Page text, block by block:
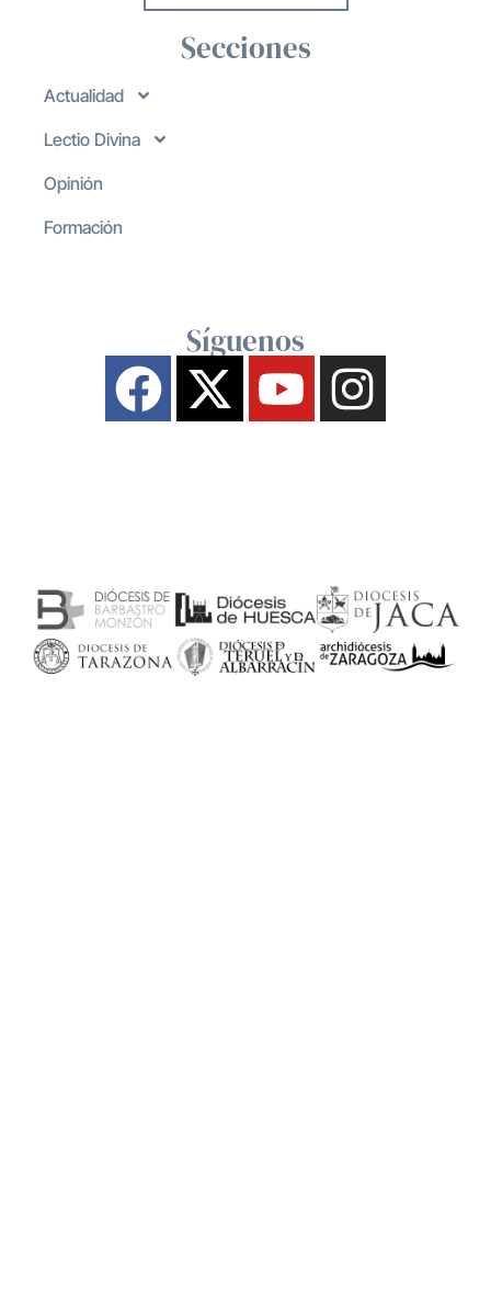
Secciones
Actualidad
Lectio Divina
Opinión
Formación
Síguenos